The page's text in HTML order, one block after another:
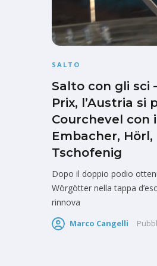
SALTO
Salto con gli sci
Prix, l’Austria si
Courchevel con
Embacher,
Tschofenig
Dopo il doppio podio
Wörgötter nella tappa
rinnova
Marco Cangelli